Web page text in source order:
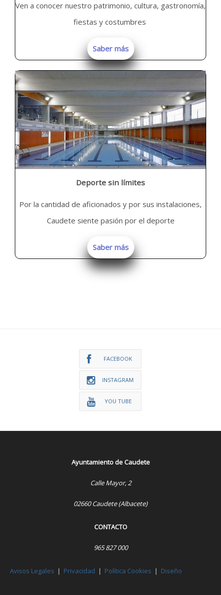
Ven a conocer nuestro patrimonio, cultura, gastronomía,
fiestas y costumbres
Saber más
Deporte sin límites
Por la cantidad de aficionados y por sus instalaciones,
Caudete siente pasión por el deporte
Saber más
FACEBOOK
INSTAGRAM
YOU TUBE
Ayuntamiento de Caudete
Calle Mayor, 2
02660 Caudete (Albacete)
CONTACTO
965 827 000
Avisos Legales | Privacidad | Política Cookies | Diseño